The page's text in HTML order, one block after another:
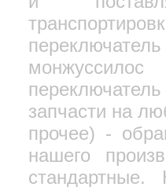
запчасти на
прочее) -
нашего
стандартные.